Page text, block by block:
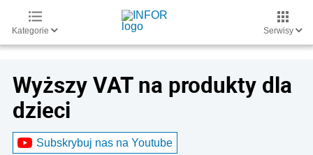
Kategorie Serwisy
Wyższy VAT na produkty dla
dzieci
Subskrybuj nas na Youtube